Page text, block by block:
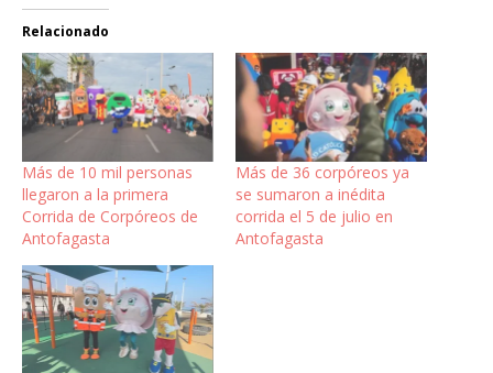
Relacionado
Más de 10 mil personas
llegaron a la primera
Corrida de Corpóreos de
Antofagasta
Más de 36 corpóreos ya
se sumaron a inédita
corrida el 5 de julio en
Antofagasta